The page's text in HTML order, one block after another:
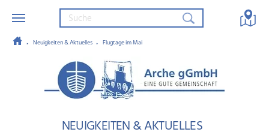
Neuigkeiten & Aktuelles Flugtage im Mai
NEUIGKEITEN & AKTUELLES